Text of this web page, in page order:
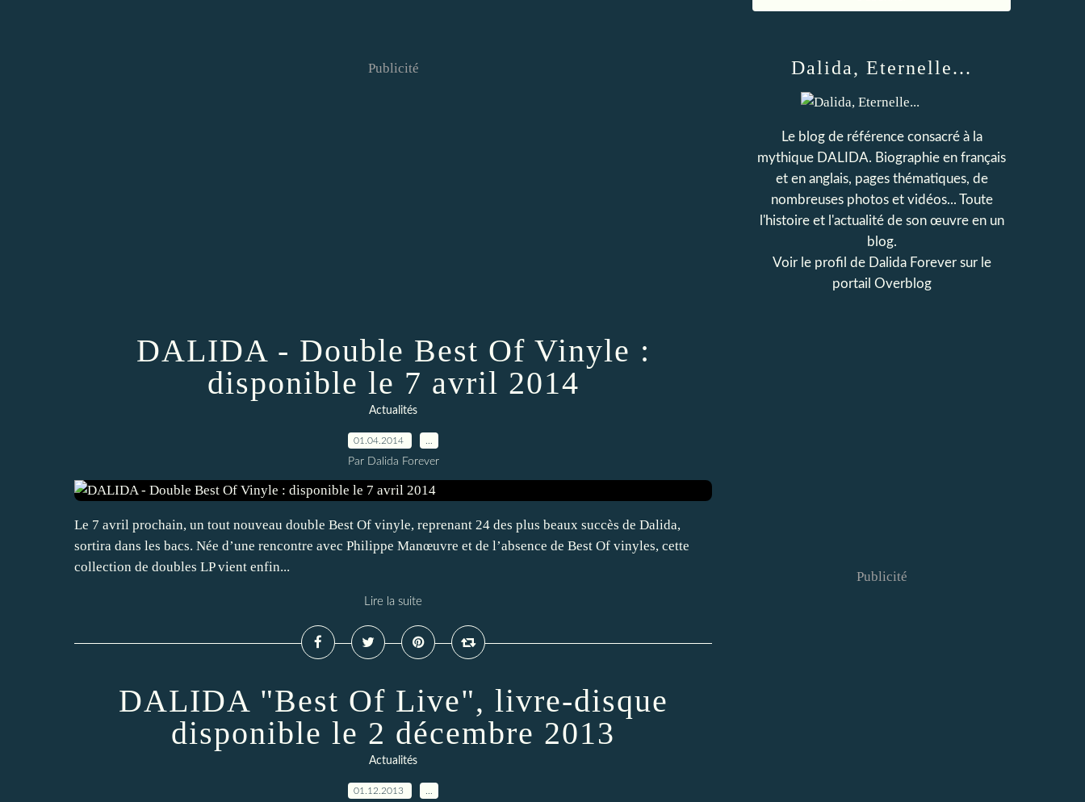
Publicité
DALIDA - Double Best Of Vinyle :
disponible le 7 avril 2014
Actualités
01.04.2014
Par Dalida Forever
Le 7 avril prochain, un tout nouveau double Best Of vinyle, reprenant 24 des plus beaux succès de Dalida,
sortira dans les bacs. Née d’une rencontre avec Philippe Manœuvre et de l’absence de Best Of vinyles, cette
collection de doubles LP vient enfin...
Lire la suite
DALIDA "Best Of Live", livre-disque
disponible le 2 décembre 2013
Actualités
01.12.2013
Dalida, Eternelle...
Le blog de référence consacré à la
mythique DALIDA. Biographie en français
et en anglais, pages thématiques, de
nombreuses photos et vidéos... Toute
l'histoire et l'actualité de son œuvre en un
blog.
Voir le profil de Dalida Foreversur le
portail Overblog
Publicité